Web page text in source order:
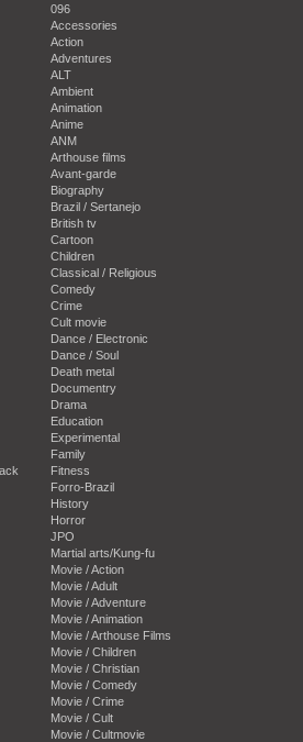
096
Accessories
Action
Adventures
ALT
Ambient
Animation
Anime
ANM
Arthouse films
Avant-garde
Biography
Brazil / Sertanejo
British tv
Cartoon
Children
Classical / Religious
Comedy
Crime
Cult movie
Dance / Electronic
Dance / Soul
Death metal
Documentry
Drama
Education
Experimental
Family
Fitness
Forro-Brazil
History
Horror
JPO
Martial arts/Kung-fu
Movie / Action
Movie / Adult
Movie / Adventure
Movie / Animation
Movie / Arthouse Films
Movie / Children
Movie / Christian
Movie / Comedy
Movie / Crime
Movie / Cult
Movie / Cultmovie